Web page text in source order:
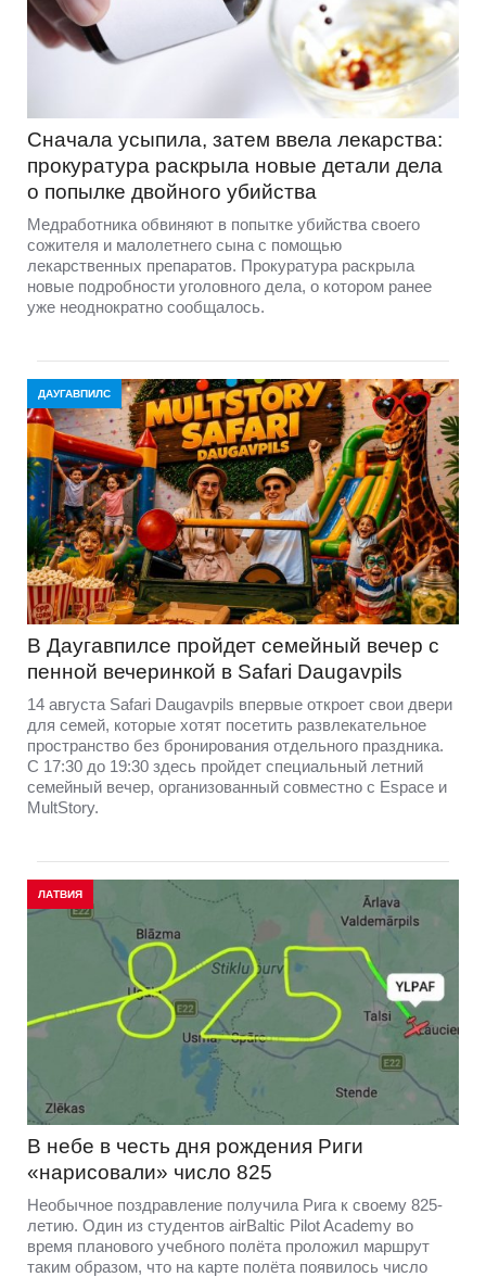
Сначала усыпила, затем ввела лекарства:
прокуратура раскрыла новые детали дела
о попылке двойного убийства
Медработника обвиняют в попытке убийства своего
сожителя и малолетнего сына с помощью
лекарственных препаратов. Прокуратура раскрыла
новые подробности уголовного дела, о котором ранее
уже неоднократно сообщалось.
ДАУГАВПИЛС
В Даугавпилсе пройдет семейный вечер с
пенной вечеринкой в Safari Daugavpils
14 августа Safari Daugavpils впервые откроет свои двери
для семей, которые хотят посетить развлекательное
пространство без бронирования отдельного праздника.
С 17:30 до 19:30 здесь пройдет специальный летний
семейный вечер, организованный совместно с Espace и
MultStory.
ЛАТВИЯ
В небе в честь дня рождения Риги
«нарисовали» число 825
Необычное поздравление получила Рига к своему 825-
летию. Один из студентов airBaltic Pilot Academy во
время планового учебного полёта проложил маршрут
таким образом, что на карте полёта появилось число